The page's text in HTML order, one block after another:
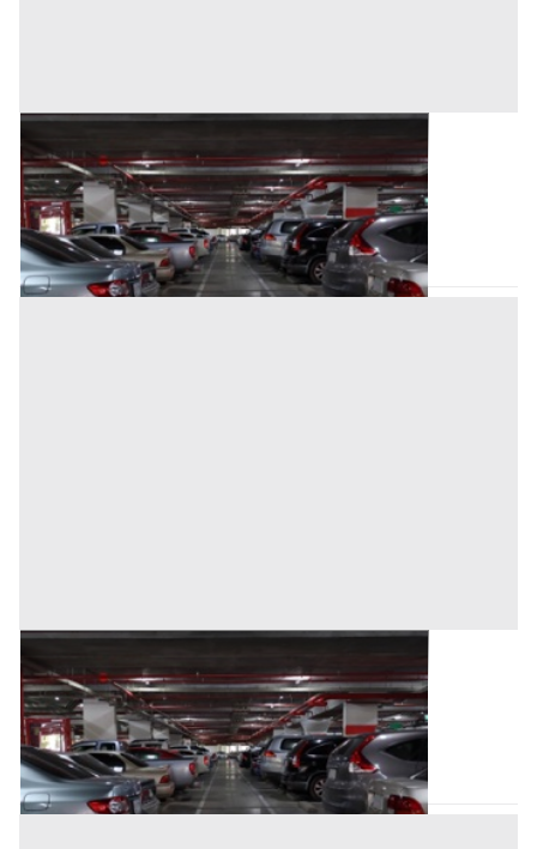
Trecate (Novara)
Base d'asta
5.000 €
Asta chiusa
Trecate (Novara)
Base d'asta
5.000 €
Asta chiusa